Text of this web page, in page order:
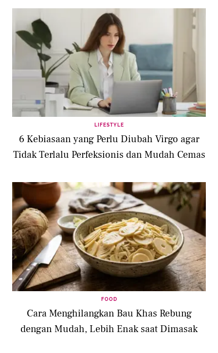
LIFESTYLE
6 Kebiasaan yang Perlu Diubah Virgo agar
Tidak Terlalu Perfeksionis dan Mudah Cemas
FOOD
Cara Menghilangkan Bau Khas Rebung
dengan Mudah, Lebih Enak saat Dimasak